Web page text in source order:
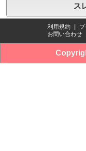
ス
利用規約
お問い合わせ